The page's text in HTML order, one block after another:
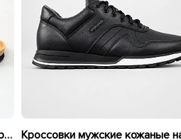
Шлепанцы мужские 595630 Черные